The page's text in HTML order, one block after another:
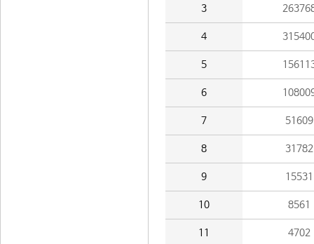
3
4
5
6
7 51609
8 31782
9 15531
10 8561
11 4702